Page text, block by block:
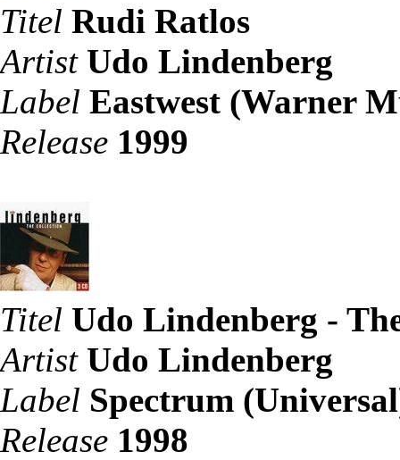
Titel Rudi Ratlos
Artist Udo Lindenberg
Label Eastwest (Warner
Release 1999
Titel Udo Lindenberg -
Artist Udo Lindenberg
Label Spectrum
Release 1998